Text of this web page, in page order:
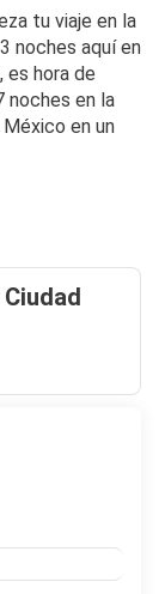
tu viaje en la
noches aquí en
hora de
noches en la
en un